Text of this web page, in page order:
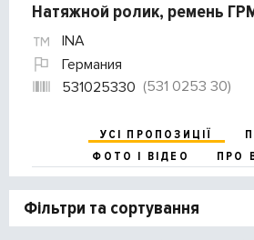
Натяжной ролик, ремень
INA
Германия
531025330 (531 0253 30)
УСІ ПРОПОЗИЦІЇ
ФОТО І ВІДЕО
ПРО
Фільтри та сортування